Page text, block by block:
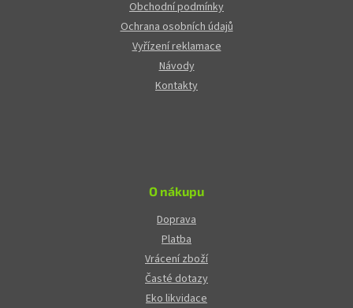
Obchodní podmínky
Ochrana osobních údajů
Vyřízení reklamace
Návody
Kontakty
O nákupu
Doprava
Platba
Vrácení zboží
Časté dotazy
Eko likvidace